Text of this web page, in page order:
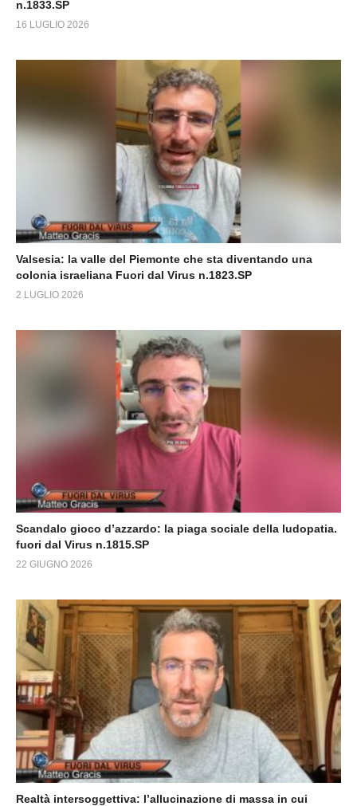
n.1833.SP
16 LUGLIO 2026
Valsesia: la valle del Piemonte che sta diventando una
colonia israeliana Fuori dal Virus n.1823.SP
2 LUGLIO 2026
Scandalo gioco d’azzardo: la piaga sociale della ludopatia.
fuori dal Virus n.1815.SP
22 GIUGNO 2026
Realtà intersoggettiva: l’allucinazione di massa in cui